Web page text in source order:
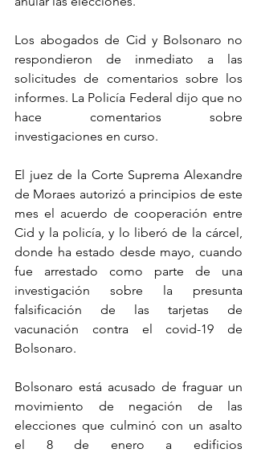
Los abogados de Cid y Bolsonaro no
respondieron de inmediato a las
solicitudes de comentarios sobre los
informes. La Policía Federal dijo que no
hace comentarios sobre
investigaciones en curso.
El juez de la Corte Suprema Alexandre
de Moraes autorizó a principios de este
mes el acuerdo de cooperación entre
Cid y la policía, y lo liberó de la cárcel,
donde ha estado desde mayo, cuando
fue arrestado como parte de una
investigación sobre la presunta
falsificación de las tarjetas de
vacunación contra el covid-19 de
Bolsonaro.
Bolsonaro está acusado de fraguar un
movimiento de negación de las
elecciones que culminó con un asalto
el 8 de enero a edificios